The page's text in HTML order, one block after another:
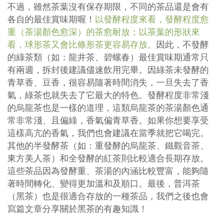
不過，雖然茶葉沒有保存期限，不同的茶品還是會有
各自的最佳賞味期喔！ 以發酵程度來看，發酵程度愈
重（茶湯顏色愈深）的茶愈耐放；以茶葉的形狀來
看，球形茶又會比條形茶更容易存放。 因此，不發酵
的綠茶類（如：龍井茶、碧螺春）最佳賞味期通常只
有兩週，拆封後建議儘速飲用完畢。因綠茶未發酵的
青草香、豆香，很容易隨著時間消失，一旦失去了香
氣，綠茶也就失去了它最大的特色。發酵程度非常淺
的烏龍茶也是一樣的道理，這類烏龍茶的茶湯顏色通
常非常淺、且偏綠，香氣偏青草香。如果你想要享受
這樣高亢的香氣，我們也會建議在當季就把它喝完。
其他的半發酵茶（如：重發酵的烏龍茶、鐵觀音茶、
東方美人茶）和全發酵的紅茶則比較適合長期存放。
這些茶品因為發酵重、茶湯的內涵比較豐富，能夠隨
著時間轉化、變得更加溫和及順口。最後，普洱茶
（黑茶）也是很適合存放的一種茶品，我們之後也會
寫篇文章分享關於黑茶的有趣知識！